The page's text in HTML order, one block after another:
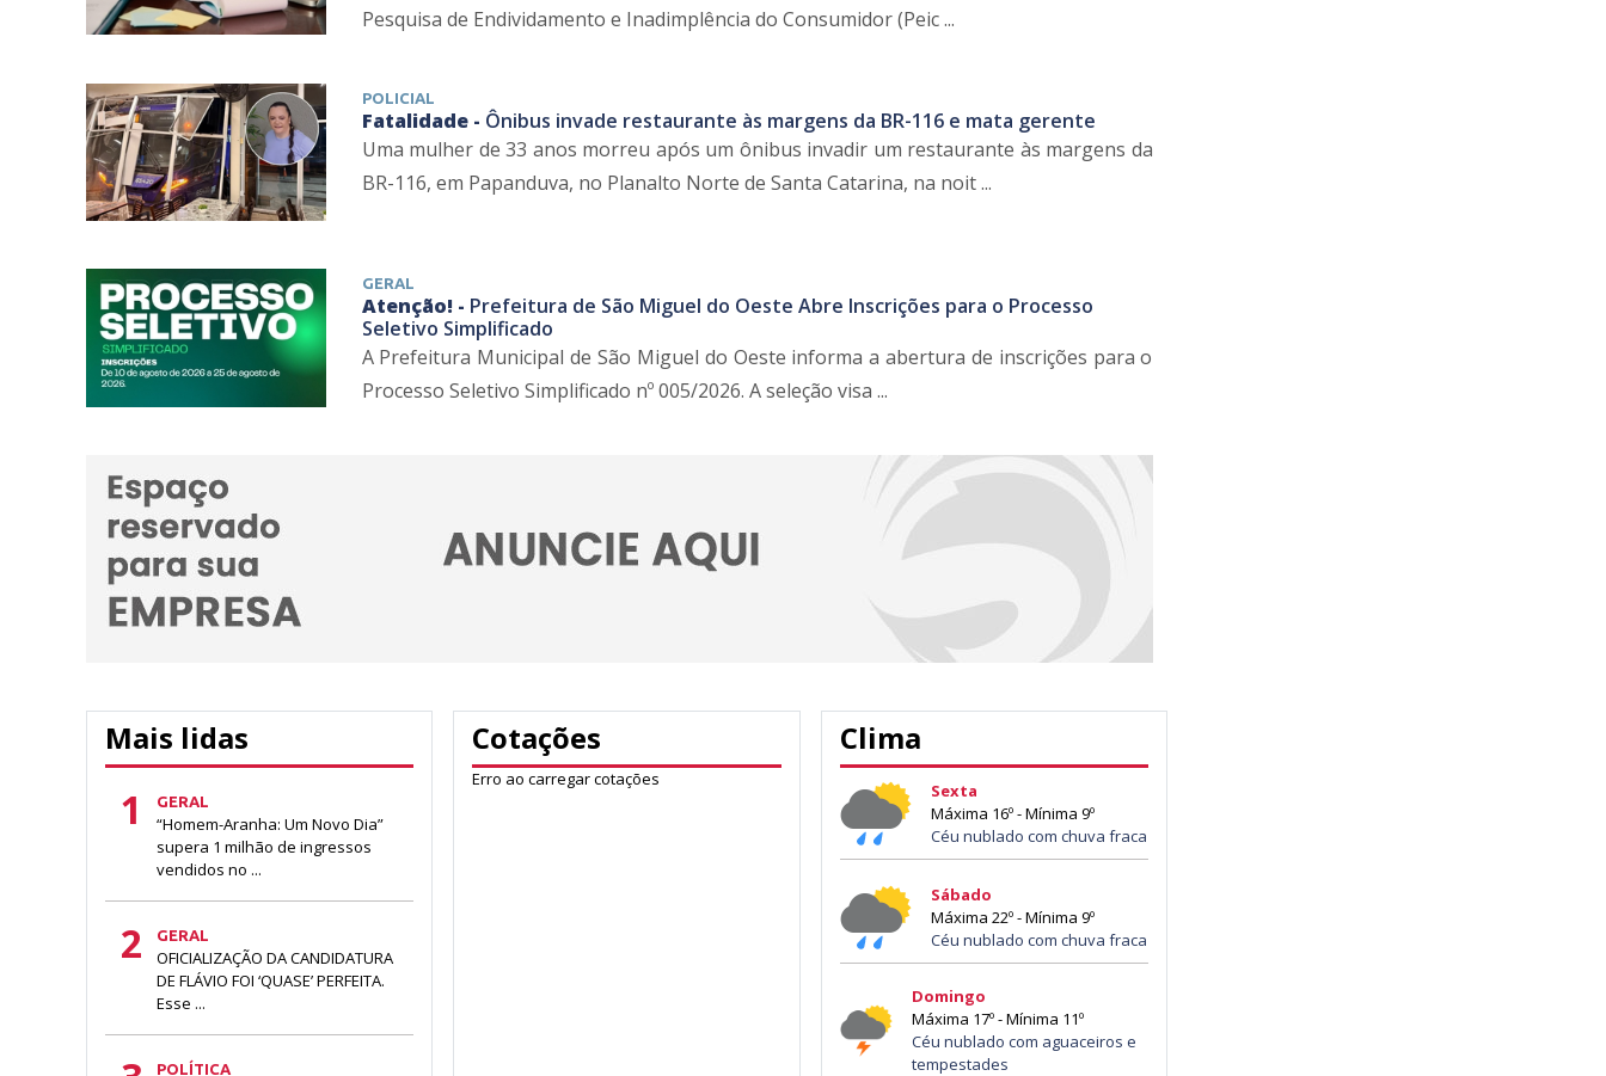
Pesquisa de Endividamento e Inadimplência do Consumidor (Peic ...
POLICIAL
Fatalidade - Ônibus invade restaurante às margens da BR-116 e mata gerente
Uma mulher de 33 anos morreu após um ônibus invadir um restaurante às margens da
BR-116, em Papanduva, no Planalto Norte de Santa Catarina, na noit ...
GERAL
Atenção! - Prefeitura de São Miguel do Oeste Abre Inscrições para o Processo
Seletivo Simplificado
A Prefeitura Municipal de São Miguel do Oeste informa a abertura de inscrições para o
Processo Seletivo Simplificado nº 005/2026. A seleção visa ...
Mais lidas
1 GERAL
“Homem-Aranha: Um Novo Dia”
supera 1 milhão de ingressos
vendidos no ...
2 GERAL
OFICIALIZAÇÃO DA CANDIDATURA
DE FLÁVIO FOI ‘QUASE’ PERFEITA.
Esse ...
POLÍTICA
Cotações
Erro ao carregar cotações
Clima
Sexta
Máxima 16º - Mínima 9º
Céu nublado com chuva fraca
Sábado
Máxima 22º - Mínima 9º
Céu nublado com chuva fraca
Domingo
Máxima 17º - Mínima 11º
Céu nublado com aguaceiros e
tempestades